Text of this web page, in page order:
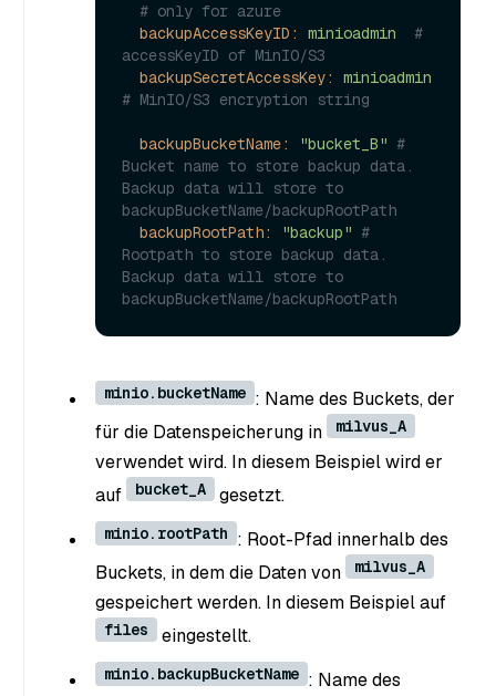
# only for azure
backupAccessKeyID:
minioadmin
#
accessKeyID of MinIO/S3
backupSecretAccessKey:
minioadmin
# MinIO/S3 encryption string
backupBucketName: "bucket_B" #
Bucket name to store backup data.
Backup data will store to
backupBucketName/backupRootPath
backupRootPath:
"backup" #
Rootpath to store backup data.
Backup data will store to
backupBucketName/backupRootPath
minio.bucketName : Name des Buckets, der
für die Datenspeicherung in
milvus_A
verwendet wird. In diesem Beispiel wird er
auf
bucket_A gesetzt.
minio.rootPath : Root-Pfad innerhalb des
Buckets, in dem die Daten von
milvus_A
gespeichert werden. In diesem Beispiel auf
files eingestellt.
minio.backupBucketName : Name des